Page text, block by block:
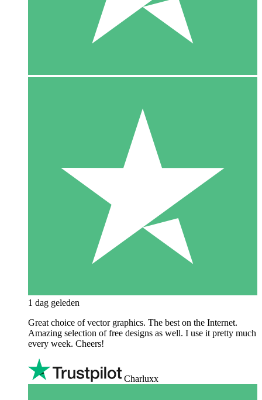
1 dag geleden
Great choice of vector graphics. The best on the Internet.
Amazing selection of free designs as well. I use it pretty much
every week. Cheers!
Charluxx